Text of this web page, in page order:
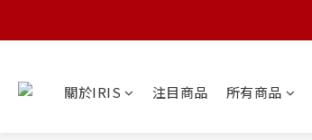
關於IRIS 注目商品 所有商品